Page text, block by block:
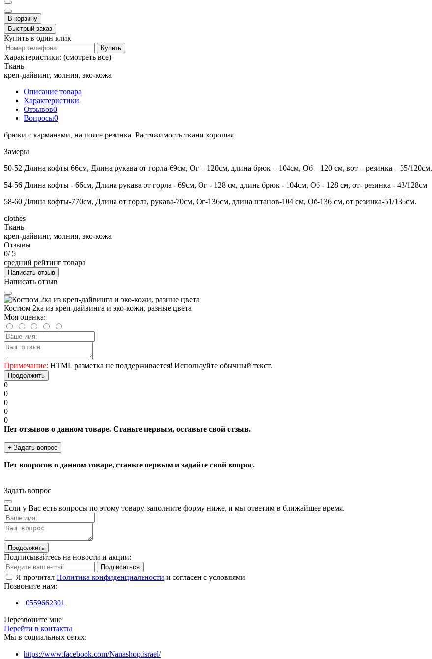
В корзину
Быстрый заказ
Купить в один клик
Купить
Характеристики: (смотреть все)
Ткань
креп-дайвинг, молния, эко-кожа
Описание товара
Характеристики
Отзывов0
Вопросы0
брюки с карманами, на поясе резинка. Растяжимость ткани хорошая
Замеры
50-52 Длина кофты 66см, Длина рукава от горла-69см, Ог – 120см, длина брюк – 104см, Об – 120 см, вот – резинка – 35/120см.
54-56 Длина кофты - 66см, Длина рукава от горла - 69см, Ог - 128 см, длина брюк - 104см, Об - 128 см, от- резинка - 43/128см
58-60 Длина кофты-770см, Длина от горла, рукава-70см, Ог-136см, длина штанов-104 см, Об-136 см, от резинка-51/136см.
clothes
Ткань
креп-дайвинг, молния, эко-кожа
Отзывы
0/ 5
средний рейтинг товара
Написать отзыв
Написать отзыв
Костюм 2ка из креп-дайвинга и эко-кожи, разные цвета
Моя оценка:
Примечание: HTML разметка не поддерживается! Используйте обычный текст.
Продолжить
0
0
0
0
0
Нет отзывов о данном товаре. Станьте первым, оставьте свой отзыв.
+ Задать вопрос
Нет вопросов о данном товаре, станьте первым и задайте свой вопрос.
Задать вопрос
Если у Вас есть вопросы по этому товару, заполните форму ниже, и мы ответим в ближайшее время.
Продолжить
Подписывайтесь на новости и акции:
Подписаться
Я прочитал Политика конфиденциальности и согласен с условиями
Позвоните нам:
0559662301
Перезвоните мне
Перейти в контакты
Мы в социальных сетях:
https://www.facebook.com/Nanashop.israel/